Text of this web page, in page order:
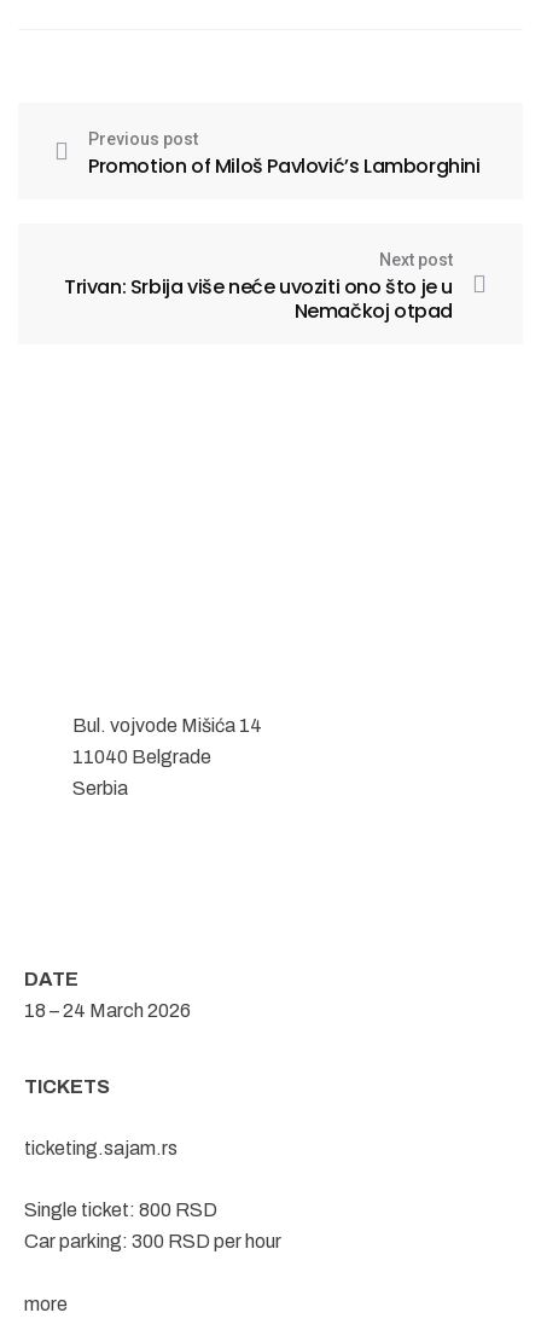
Previous post
Promotion of Miloš Pavlović’s Lamborghini
Next post
Trivan: Srbija više neće uvoziti ono što je u
Nemačkoj otpad
Bul. vojvode Mišića 14
11040 Belgrade
Serbia
DATE
18 – 24 March 2026
TICKETS
ticketing.sajam.rs
Single ticket: 800 RSD
Car parking: 300 RSD per hour
more